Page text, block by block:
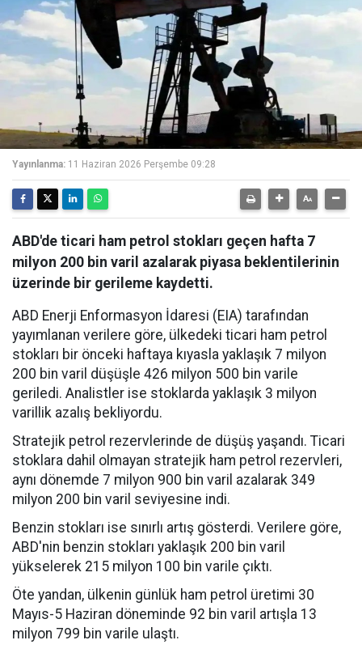
Yayınlanma: 11 Haziran 2026 Perşembe 09:28
ABD'de ticari ham petrol stokları geçen hafta 7
milyon 200 bin varil azalarak piyasa beklentilerinin
üzerinde bir gerileme kaydetti.
ABD Enerji Enformasyon İdaresi (EIA) tarafından
yayımlanan verilere göre, ülkedeki ticari ham petrol
stokları bir önceki haftaya kıyasla yaklaşık 7 milyon
200 bin varil düşüşle 426 milyon 500 bin varile
geriledi. Analistler ise stoklarda yaklaşık 3 milyon
varillik azalış bekliyordu.
Stratejik petrol rezervlerinde de düşüş yaşandı. Ticari
stoklara dahil olmayan stratejik ham petrol rezervleri,
aynı dönemde 7 milyon 900 bin varil azalarak 349
milyon 200 bin varil seviyesine indi.
Benzin stokları ise sınırlı artış gösterdi. Verilere göre,
ABD'nin benzin stokları yaklaşık 200 bin varil
yükselerek 215 milyon 100 bin varile çıktı.
Öte yandan, ülkenin günlük ham petrol üretimi 30
Mayıs-5 Haziran döneminde 92 bin varil artışla 13
milyon 799 bin varile ulaştı.